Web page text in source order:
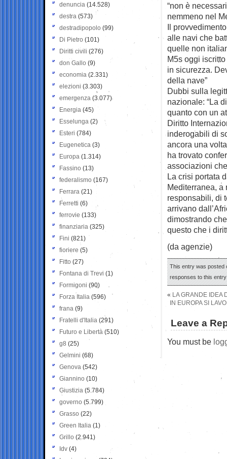
“non è
nemmeno nel
Il
alle navi che
quelle non
M5s oggi
in sicurezza.
della nave”
Dubbi sulla
nazionale: “La
quanto con un
Diritto
inderogabili di
ancora una
ha trovato
associazioni
La crisi portata
Mediterranea, a
responsabili, di
arrivano
dimostrando
questo che i
(da agenzie)
This entry was posted
responses to this
« LA GRANDE IDEA
IN EUROPA SI
Leave a
You must be
denuncia (14.528)
destra (573)
destradipopolo (99)
Di Pietro (101)
Diritti civili (276)
don Gallo (9)
economia (2.331)
elezioni (3.303)
emergenza (3.077)
Energia (45)
Esselunga (2)
Esteri (784)
Eugenetica (3)
Europa (1.314)
Fassino (13)
federalismo (167)
Ferrara (21)
Ferretti (6)
ferrovie (133)
finanziaria (325)
Fini (821)
fioriere (5)
Fitto (27)
Fontana di Trevi (1)
Formigoni (90)
Forza Italia (596)
frana (9)
Fratelli d'Italia (291)
Futuro e Libertà (510)
g8 (25)
Gelmini (68)
Genova (542)
Giannino (10)
Giustizia (5.784)
governo (5.799)
Grasso (22)
Green Italia (1)
Grillo (2.941)
Idv (4)